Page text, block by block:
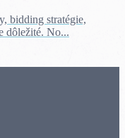
bidding stratégie,
dôležité. No...